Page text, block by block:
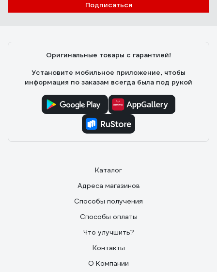
Подписаться
Оригинальные товары с гарантией!
Установите мобильное приложение, чтобы
информация по заказам всегда была под рукой
Каталог
Адреса магазинов
Способы получения
Способы оплаты
Что улучшить?
Контакты
О Компании